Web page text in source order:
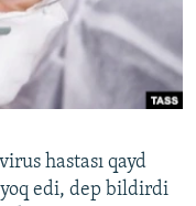
hastası qayd
edi, dep bildirdi